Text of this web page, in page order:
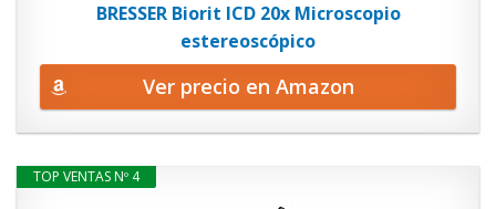
BRESSER Biorit ICD 20x Microscopio
estereoscópico
Ver precio en Amazon
TOP VENTAS Nº 4